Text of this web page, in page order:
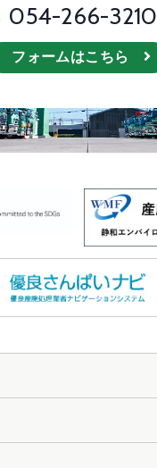
054-266-3210
フォームはこちら